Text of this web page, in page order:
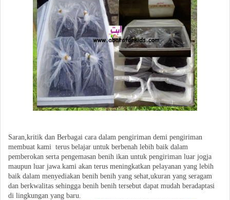
Saran,kritik dan Berbagai cara dalam pengiriman demi pengiriman
membuat kami terus belajar untuk berbenah lebih baik dalam
pemberokan serta pengemasan benih ikan untuk pengiriman luar jogja
maupun luar jawa.kami akan terus meningkatkan pelayanan yang lebih
baik dalam menyediakan benih benih yang sehat,ukuran yang seragam
dan berkwalitas sehingga benih benih tersebut dapat mudah beradaptasi
di lingkungan yang baru.